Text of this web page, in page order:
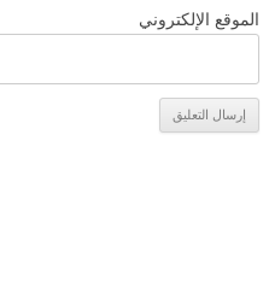
الموقع الإلكتروني